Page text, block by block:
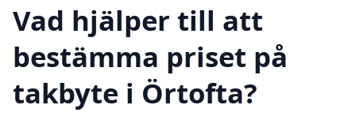
Vad hjälper till att
bestämma priset på
takbyte i Örtofta?